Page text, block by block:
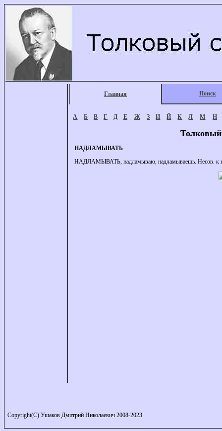
Главная Поиск
А Б В Г Д Е Ж З И Й К Л М Н
НАДЛАМЫВАТЬ
НАДЛАМЫВАТЬ, надламываю, надламываешь. Несов. к
Copyright(C) Ушаков Дмитрий Николаевич 2008-2023